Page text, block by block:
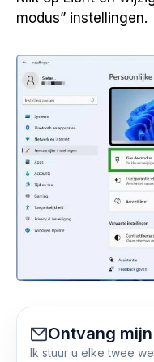
modus” instellingen.
Ontvang
Ik stuur u elke twee